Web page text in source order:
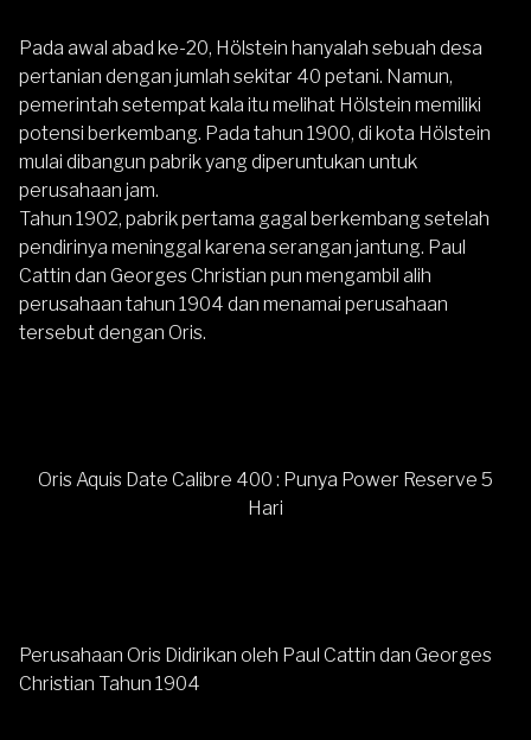
Pada awal abad ke-20, Hölstein hanyalah sebuah desa
pertanian dengan jumlah sekitar 40 petani. Namun,
pemerintah setempat kala itu melihat Hölstein memiliki
potensi berkembang. Pada tahun 1900, di kota Hölstein
mulai dibangun pabrik yang diperuntukan untuk
perusahaan jam.
Tahun 1902, pabrik pertama gagal berkembang setelah
pendirinya meninggal karena serangan jantung. Paul
Cattin dan Georges Christian pun mengambil alih
perusahaan tahun 1904 dan menamai perusahaan
tersebut dengan Oris.
Oris Aquis Date Calibre 400 : Punya Power Reserve 5
Hari
Perusahaan Oris Didirikan oleh Paul Cattin dan Georges
Christian Tahun 1904